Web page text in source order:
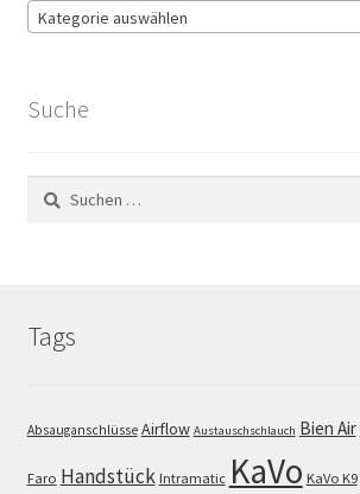
Kategorie auswählen
Suche
Suchen
nach:
Tags
Absauganschlüsse Airflow Austauschschlauch Bien Air
Faro Handstück Intramatic KaVo KaVo K9